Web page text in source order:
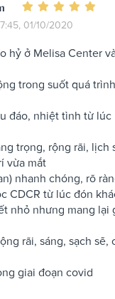
01/10/2020
hỷ ở Melisa Center
trong suốt quá
đáo, nhiệt tình từ lúc
trọng, rộng rãi, lịch
vừa mắt
nhanh chóng, rõ
CDCR từ lúc đón
nhỏ nhưng mang lại
rãi, sáng, sạch sẽ,
giai đoạn covid